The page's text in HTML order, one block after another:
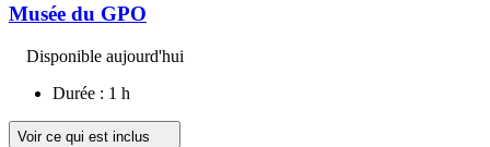
Musée du GPO
Disponible aujourd'hui
Durée : 1 h
Voir ce qui est inclus